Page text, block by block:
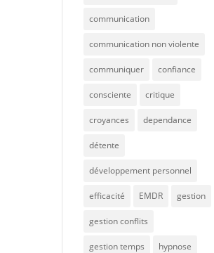
communication
communication non violente
communiquer confiance
consciente critique
croyances dependance
détente
développement personnel
efficacité EMDR gestion
gestion conflits
gestion temps hypnose